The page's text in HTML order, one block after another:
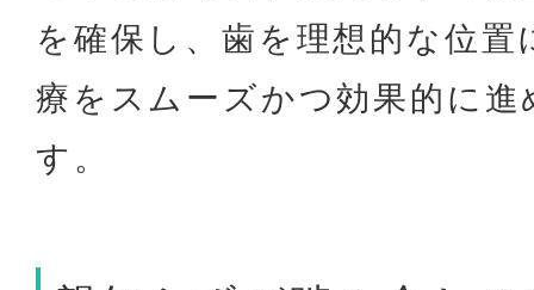
を確保し、歯を理想的な位
療をスムーズかつ効果的に
す。